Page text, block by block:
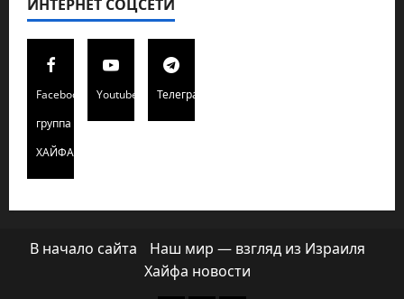
Facebook
группа
ХАЙФАИНФО
Youtube Телеграмм
В начало сайта
Наш мир — взгляд из Израиля
Хайфа новости